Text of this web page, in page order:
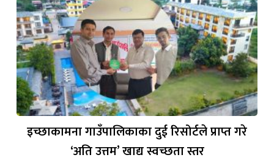
इच्छाकामना गाउँपालिकाका दुई रिसोर्टले प्राप्त गरे
‘अति उत्तम’ खाद्य स्वच्छता स्तर